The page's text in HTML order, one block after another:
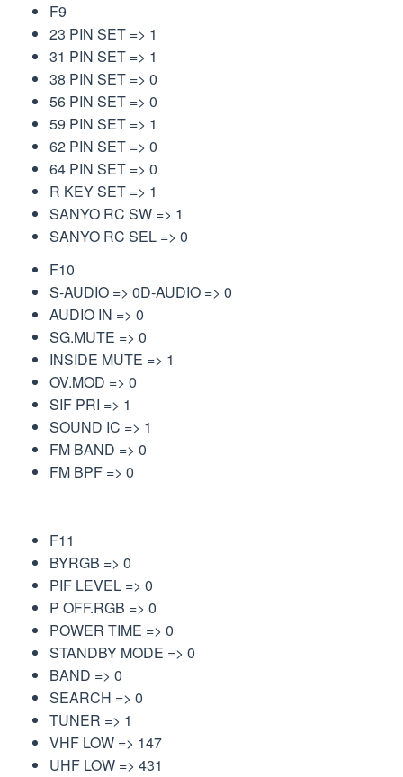
F9
23 PIN SET => 1
31 PIN SET => 1
38 PIN SET => 0
56 PIN SET => 0
59 PIN SET => 1
62 PIN SET => 0
64 PIN SET => 0
R KEY SET => 1
SANYO RC SW => 1
SANYO RC SEL => 0
F10
S-AUDIO => 0D-AUDIO => 0
AUDIO IN => 0
SG.MUTE => 0
INSIDE MUTE => 1
OV.MOD => 0
SIF PRI => 1
SOUND IC => 1
FM BAND => 0
FM BPF => 0
F11
BYRGB => 0
PIF LEVEL => 0
P OFF.RGB => 0
POWER TIME => 0
STANDBY MODE => 0
BAND => 0
SEARCH => 0
TUNER => 1
VHF LOW => 147
UHF LOW => 431